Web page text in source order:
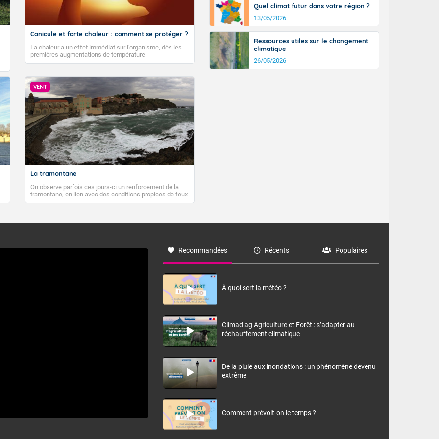
Canicule et forte chaleur : comment se protéger ?
La chaleur a un effet immédiat sur l’organisme, dès les
premières augmentations de température.
VENT
La tramontane
On observe parfois ces jours-ci un renforcement de la
tramontane, en lien avec des conditions propices de feux
de forêt. Mais qu'est-ce que la tramontane ? Quelles sont
à nord-ouest, dans un secteur qui part du Roussillon à la
monts, en allusion aux régions montagneuses d’où
Quel climat futur dans votre région ?
13/05/2026
Ressources utiles sur le changement
climatique
26/05/2026
Recommandées Récents Populaires
À quoi sert la météo ?
Climadiag Agriculture et Forêt : s’adapter au
réchauffement climatique
De la pluie aux inondations : un phénomène devenu
extrême
Comment prévoit-on le temps ?